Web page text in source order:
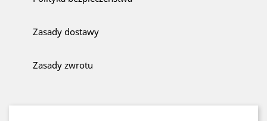
Zasady dostawy
Zasady zwrotu